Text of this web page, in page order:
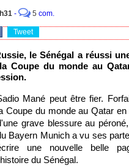
- 5 com.
Tweet
le Sénégal a réussi
Coupe du monde au
Mané peut être fier.
Coupe du monde au Qatar en
grave blessure au
Bayern Munich a vu ses
une nouvelle belle
du Sénégal.